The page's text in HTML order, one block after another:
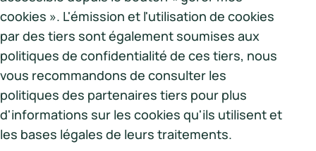
cookies ». L'émission et l'utilisation de cookies
par des tiers sont également soumises aux
politiques de confidentialité de ces tiers, nous
vous recommandons de consulter les
politiques des partenaires tiers pour plus
d'informations sur les cookies qu'ils utilisent et
les bases légales de leurs traitements.